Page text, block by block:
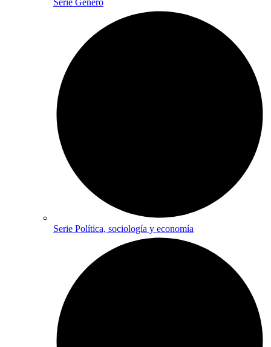
Serie Política, sociología y economía